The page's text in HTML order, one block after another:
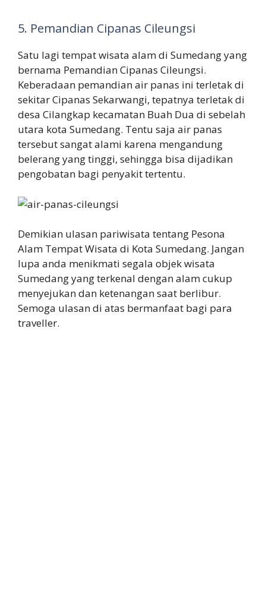
5. Pemandian Cipanas Cileungsi
Satu lagi tempat wisata alam di Sumedang yang
bernama Pemandian Cipanas Cileungsi.
Keberadaan pemandian air panas ini terletak di
sekitar Cipanas Sekarwangi, tepatnya terletak di
desa Cilangkap kecamatan Buah Dua di sebelah
utara kota Sumedang. Tentu saja air panas
tersebut sangat alami karena mengandung
belerang yang tinggi, sehingga bisa dijadikan
pengobatan bagi penyakit tertentu.
Demikian ulasan pariwisata tentang Pesona
Alam Tempat Wisata di Kota Sumedang. Jangan
lupa anda menikmati segala objek wisata
Sumedang yang terkenal dengan alam cukup
menyejukan dan ketenangan saat berlibur.
Semoga ulasan di atas bermanfaat bagi para
traveller.